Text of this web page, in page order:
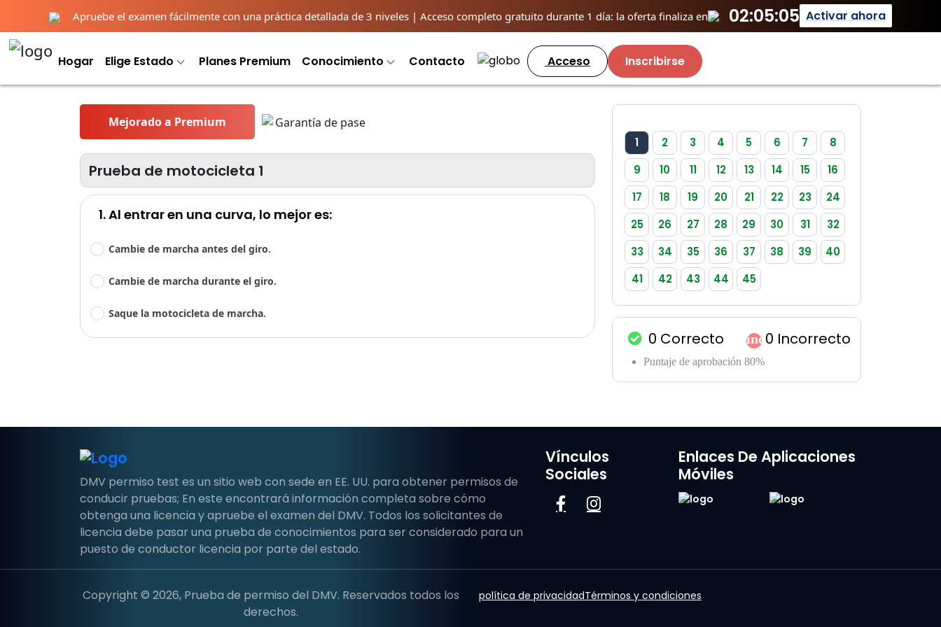
Apruebe el examen fácilmente con una práctica detallada de 3 niveles | Acceso completo gratuito durante 1 día: la oferta finaliza en 02:05:05 Activar ahora
Hogar Elige Estado Planes Premium Conocimiento Contacto Acceso Inscribirse
Mejorado a Premium
Prueba de motocicleta 1
1. Al entrar en una curva, lo mejor es:
Cambie de marcha antes del giro.
Cambie de marcha durante el giro.
Saque la motocicleta de marcha.
1 2 3 4 5 6 7
8
9
10 11 12 13 14 15
16
17
18 19 20 21 22 23
24
25
26 27 28 29 30 31
32
33
34 35 36 37 38 39
40
41
42 43 44 45
0 Correcto incógnita
0 Incorrecto
Puntaje de aprobación 80%
DMV permiso test es un sitio web con sede en EE. UU. para obtener permisos de
conducir pruebas; En este encontrará información completa sobre cómo
obtenga una licencia y apruebe el examen del DMV. Todos los solicitantes de
licencia debe pasar una prueba de conocimientos para ser considerado para un
puesto de conductor licencia por parte del estado.
Vínculos
Sociales
Enlaces De Aplicaciones
Móviles
Copyright © 2026, Prueba de permiso del DMV. Reservados todos los
derechos.
política de privacidadTérminos y condiciones